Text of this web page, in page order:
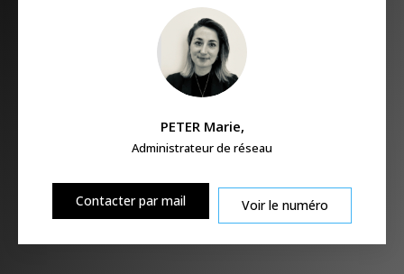
PETER Marie,
Administrateur de réseau
Contacter par mail Voir le numéro